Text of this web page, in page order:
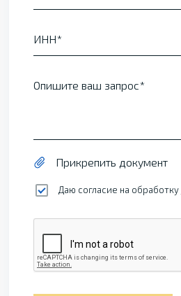
ИНН
Опишите ваш запрос
Прикрепить документ
Даю согласие на обработку